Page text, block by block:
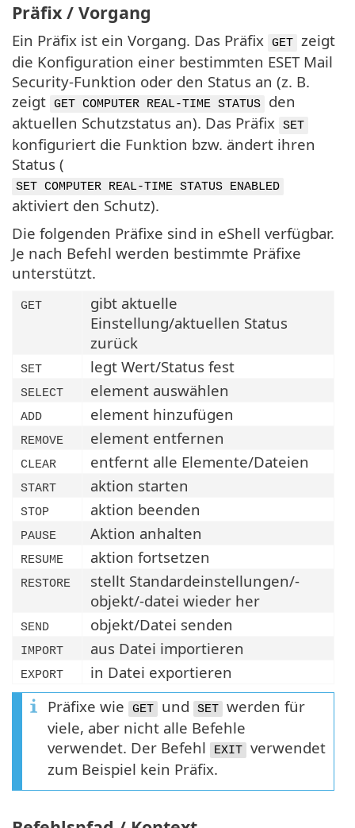
Präfix / Vorgang
Ein Präfix ist ein Vorgang. Das Präfix GET
zeigt
die Konfiguration einer bestimmten ESET Mail
Security-Funktion oder den Status an (z. B.
zeigt
GET COMPUTER REAL-TIME STATUS
den
aktuellen Schutzstatus an). Das Präfix
SET
konfiguriert die Funktion bzw. ändert ihren
Status (
SET COMPUTER REAL-TIME STATUS ENABLED
aktiviert den Schutz).
Die folgenden Präfixe sind in eShell verfügbar.
Je nach Befehl werden bestimmte Präfixe
unterstützt.
GET
gibt aktuelle
Einstellung/aktuellen Status
zurück
SET legt Wert/Status fest
SELECT element auswählen
ADD element hinzufügen
REMOVE element entfernen
CLEAR entfernt alle Elemente/Dateien
START aktion starten
STOP aktion beenden
PAUSE Aktion anhalten
RESUME aktion fortsetzen
RESTORE
stellt Standardeinstellungen/-
objekt/-datei wieder her
SEND objekt/Datei senden
IMPORT aus Datei importieren
EXPORT
in Datei exportieren
Präfixe wie
GET und SET
werden für
viele, aber nicht alle Befehle
verwendet. Der Befehl
EXIT
verwendet
zum Beispiel kein Präfix.